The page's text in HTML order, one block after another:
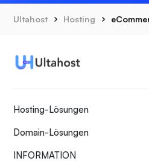
Ultahost Hosting
Hosting-Lösungen
Domain-Lösungen
INFORMATION